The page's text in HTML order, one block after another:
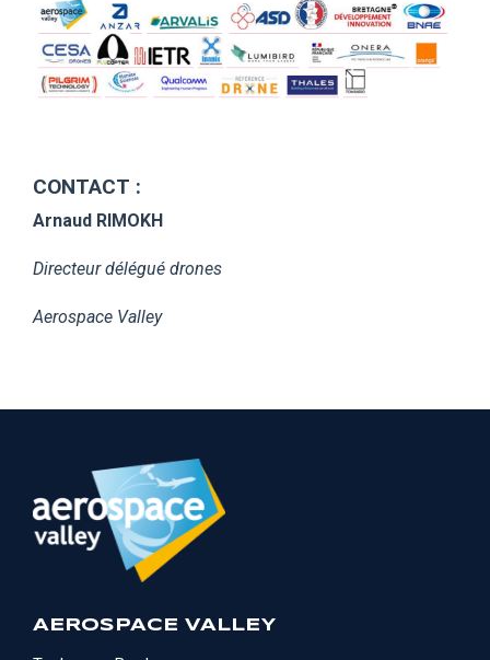
CONTACT :
Arnaud RIMOKH
Directeur délégué drones
Aerospace Valley
AEROSPACE VALLEY